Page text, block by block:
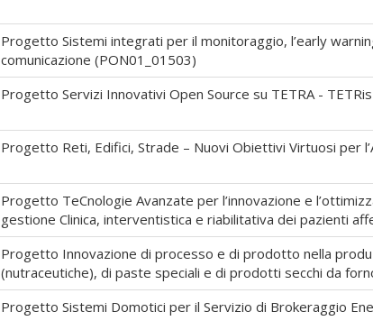
Progetto Sistemi integrati per il monitoraggio, l’early
comunicazione (PON01_01503)
Progetto Servizi Innovativi Open Source su TETRA -
Progetto Reti, Edifici, Strade – Nuovi Obiettivi Virtuosi per
Progetto TeCnologie Avanzate per l’innovazione e
gestione Clinica, interventistica e riabilitativa dei pazienti
Progetto Innovazione di processo e di prodotto nella
(nutraceutiche), di paste speciali e di prodotti secchi da
Progetto Sistemi Domotici per il Servizio di Brokeraggio